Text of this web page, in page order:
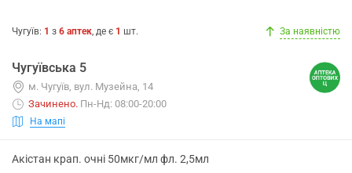
Чугуїв: 1 з 6 аптек, де є 1 шт. За наявністю
Чугуївська 5
м. Чугуїв, вул. Музейна, 14
Зачинено. Пн-Нд: 08:00-20:00
На мапі
Акістан крап. очні 50мкг/мл фл. 2,5мл